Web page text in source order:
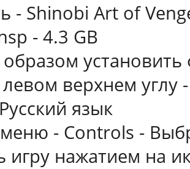
- Shinobi Art of
- 4.3 GB
верхнем углу
язык
- Controls -
игру нажатием на